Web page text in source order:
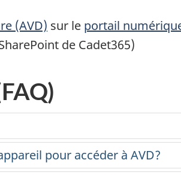
(AVD) sur le portail
de Cadet365)
pour accéder à AVD?